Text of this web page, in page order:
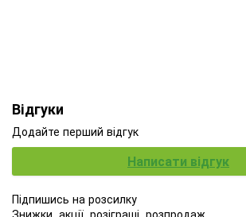
Відгуки
Додайте перший відгук
Написати відгук
Підпишись на розсилку
Знижки, акції, розіграші, розпродаж